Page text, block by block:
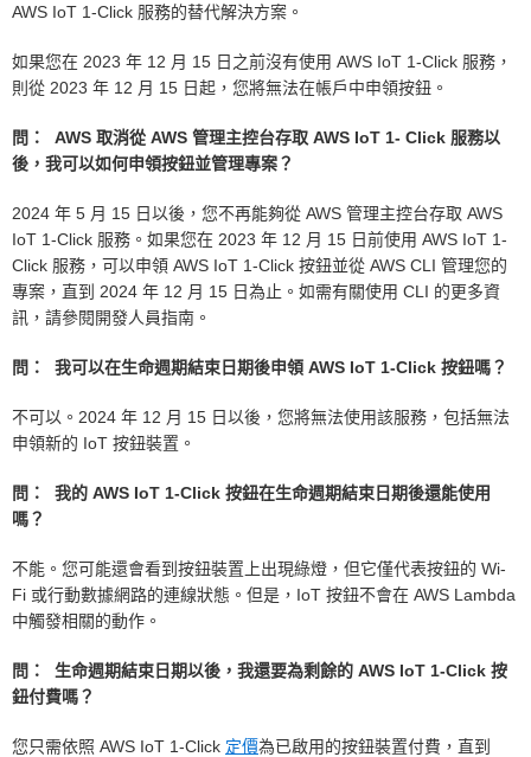
AWS IoT 1-Click 服務的替代解決方案。
如果您在 2023 年 12 月 15 日之前沒有使用 AWS IoT 1-Click 服務，
則從 2023 年 12 月 15 日起，您將無法在帳戶中申領按鈕。
問： AWS 取消從 AWS 管理主控台存取 AWS IoT 1- Click 服務以
後，我可以如何申領按鈕並管理專案？
2024 年 5 月 15 日以後，您不再能夠從 AWS 管理主控台存取 AWS
IoT 1-Click 服務。如果您在 2023 年 12 月 15 日前使用 AWS IoT 1-
Click 服務，可以申領 AWS IoT 1-Click 按鈕並從 AWS CLI 管理您的
專案，直到 2024 年 12 月 15 日為止。如需有關使用 CLI 的更多資
訊，請參閱開發人員指南。
問： 我可以在生命週期結束日期後申領 AWS IoT 1-Click 按鈕嗎？
不可以。2024 年 12 月 15 日以後，您將無法使用該服務，包括無法
申領新的 IoT 按鈕裝置。
問： 我的 AWS IoT 1-Click 按鈕在生命週期結束日期後還能使用
嗎？
不能。您可能還會看到按鈕裝置上出現綠燈，但它僅代表按鈕的 Wi-
Fi 或行動數據網路的連線狀態。但是，IoT 按鈕不會在 AWS Lambda
中觸發相關的動作。
問： 生命週期結束日期以後，我還要為剩餘的 AWS IoT 1-Click 按
鈕付費嗎？
您只需依照 AWS IoT 1-Click 定價為已啟用的按鈕裝置付費，直到